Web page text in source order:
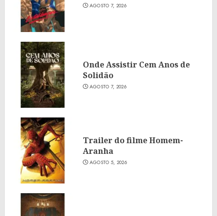
AGOSTO 7, 2026
Onde Assistir Cem Anos de
Solidão
AGOSTO 7, 2026
Trailer do filme Homem-
Aranha
AGOSTO 5, 2026